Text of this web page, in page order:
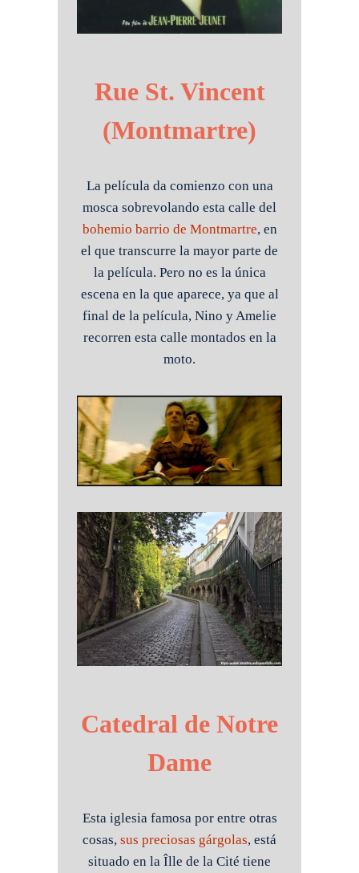
Rue St. Vincent
(Montmartre)
La película da comienzo con una
mosca sobrevolando esta calle del
bohemio barrio de Montmartre, en
el que transcurre la mayor parte de
la película. Pero no es la única
escena en la que aparece, ya que al
final de la película, Nino y Amelie
recorren esta calle montados en la
moto.
Catedral de Notre
Dame
Esta iglesia famosa por entre otras
cosas, sus preciosas gárgolas, está
situado en la Îlle de la Cité tiene